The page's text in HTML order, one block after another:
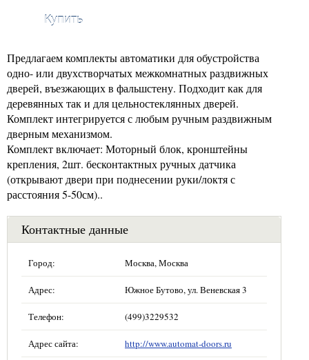
Купить
Предлагаем комплекты автоматики для обустройства
одно- или двухстворчатых межкомнатных раздвижных
дверей, въезжающих в фальшстену. Подходит как для
деревянных так и для цельностеклянных дверей.
Комплект интегрируется с любым ручным раздвижным
дверным механизмом.
Комплект включает: Моторный блок, кронштейны
крепления, 2шт. бесконтактных ручных датчика
(открывают двери при поднесении руки/локтя с
расстояния 5-50см)..
Контактные данные
Город: Москва, Москва
Адрес: Южное Бутово, ул. Веневская 3
Телефон: (499)3229532
Адрес сайта: http://www.automat-doors.ru